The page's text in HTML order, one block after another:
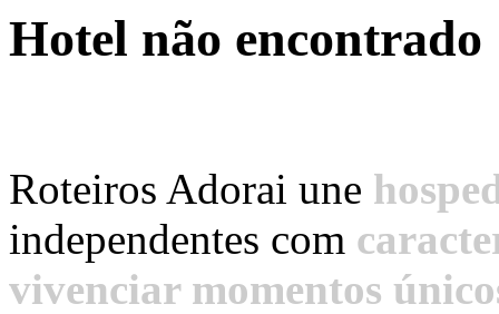
Hotel não encontrado
Roteiros Adorai une
independentes com
vivenciar momentos